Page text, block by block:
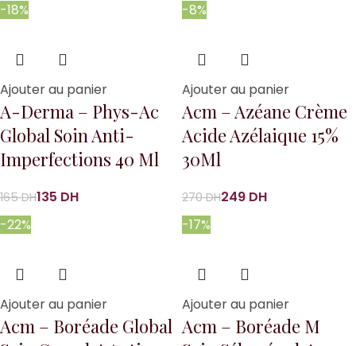
-18%
Ajouter au panier
A-Derma – Phys-Ac
Global Soin Anti-
Imperfections 40 Ml
165DH135 DH
-8%
Ajouter au panier
Acm – Azéane Crème
Acide Azélaique 15%
30Ml
270DH249 DH
-22%
Ajouter au panier
Acm – Boréade Global
-17%
Ajouter au panier
Acm – Boréade M